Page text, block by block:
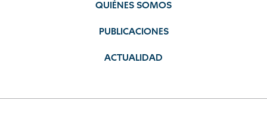
QUIÉNES SOMOS
PUBLICACIONES
ACTUALIDAD